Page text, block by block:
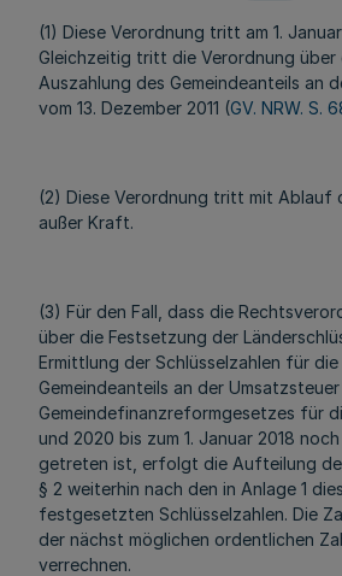
(1) Diese Verordnung tritt am 1.
Gleichzeitig tritt die Verordnung
Auszahlung des Gemeindeanteils an
vom 13. Dezember 2011 (GV. NRW. S.
(2) Diese Verordnung tritt mit Ablauf
außer Kraft.
(3) Für den Fall, dass die
über die Festsetzung der
Ermittlung der Schlüsselzahlen für
Gemeindeanteils an der
Gemeindefinanzreformgesetzes für
und 2020 bis zum 1. Januar 2018
getreten ist, erfolgt die Aufteilung
§ 2 weiterhin nach den in Anlage 1
festgesetzten Schlüsselzahlen. Die
der nächst möglichen ordentlichen
verrechnen.